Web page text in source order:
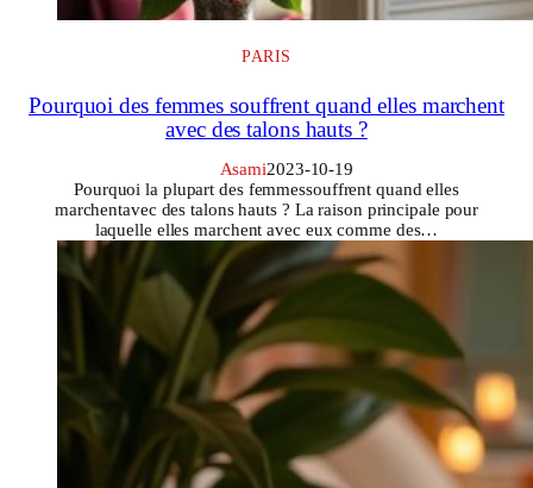
PARIS
Pourquoi des femmes souffrent quand elles marchent
avec des talons hauts ?
Asami2023-10-19
Pourquoi la plupart des femmessouffrent quand elles
marchentavec des talons hauts ? La raison principale pour
laquelle elles marchent avec eux comme des…